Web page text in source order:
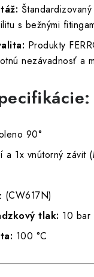
s bežnými
Produkty
nezávadnosť a
90°
a 1x vnútorný závit
(CW617N)
tlak: 10 bar
100 °C